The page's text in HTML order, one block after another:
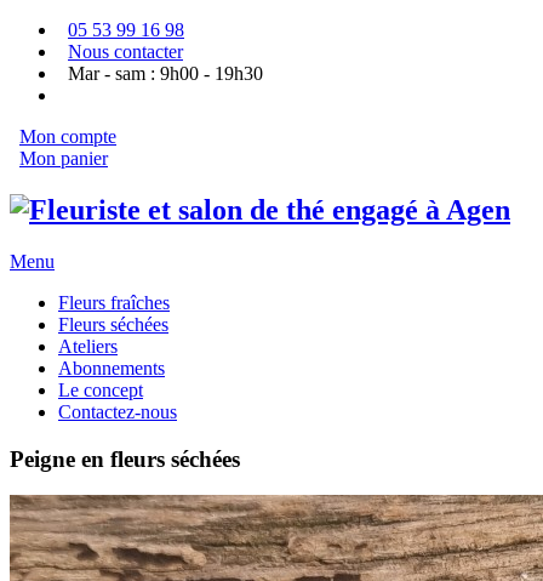
05 53 99 16 98
Nous contacter
Mar - sam : 9h00 - 19h30
Mon compte
Mon panier
Menu
Fleurs fraîches
Fleurs séchées
Ateliers
Abonnements
Le concept
Contactez-nous
Peigne en fleurs séchées